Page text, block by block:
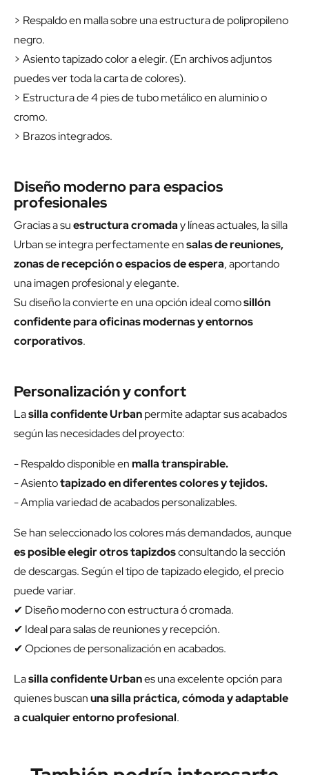
> Respaldo en malla sobre una estructura de polipropileno
negro.
> Asiento tapizado color a elegir. (En archivos adjuntos
puedes ver toda la carta de colores).
> Estructura de 4 pies de tubo metálico en aluminio o
cromo.
> Brazos integrados.
Diseño moderno para espacios
profesionales
Gracias a suestructura cromaday líneas actuales, la silla
Urban se integra perfectamente ensalas de reuniones,
zonas de recepción o espacios de espera, aportando
una imagen profesional y elegante.
Su diseño la convierte en una opción ideal comosillón
confidente para oficinas modernas y entornos
corporativos.
Personalización y confort
Lasilla confidente Urbanpermite adaptar sus acabados
según las necesidades del proyecto:
- Respaldo disponible enmalla transpirable.
- Asientotapizado en diferentes colores y tejidos.
- Amplia variedad de acabados personalizables.
Se han seleccionado los colores más demandados, aunque
es posible elegir otros tapizdosconsultando la sección
de descargas. Según el tipo de tapizado elegido, el precio
puede variar.
✔ Diseño moderno con estructura ó cromada.
✔ Ideal para salas de reuniones y recepción.
✔ Opciones de personalización en acabados.
Lasilla confidente Urbanes una excelente opción para
quienes buscanuna silla práctica, cómoda y adaptable
a cualquier entorno profesional.